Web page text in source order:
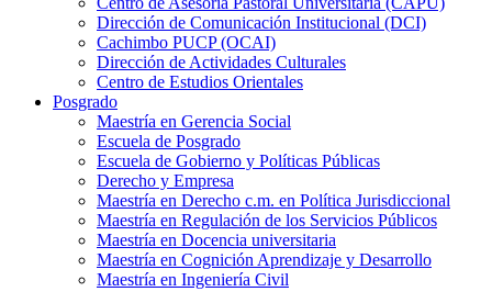
Dirección de Comunicación Institucional (DCI)
Cachimbo PUCP (OCAI)
Dirección de Actividades Culturales
Centro de Estudios Orientales
Posgrado
Maestría en Gerencia Social
Escuela de Posgrado
Escuela de Gobierno y Políticas Públicas
Derecho y Empresa
Maestría en Derecho c.m. en Política Jurisdiccional
Maestría en Regulación de los Servicios Públicos
Maestría en Docencia universitaria
Maestría en Cognición Aprendizaje y Desarrollo
Maestría en Ingeniería Civil